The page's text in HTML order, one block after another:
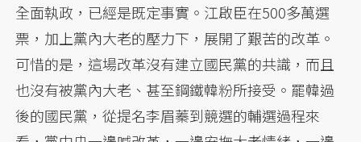
全面執政，已經是既定事實。江啟臣在500多萬選
票，加上黨內大老的壓力下，展開了艱苦的改革。
可惜的是，這場改革沒有建立國民黨的共識，而且
也沒有被黨內大老、甚至鋼鐵韓粉所接受。罷韓過
後的國民黨，從提名李眉蓁到競選的輔選過程來